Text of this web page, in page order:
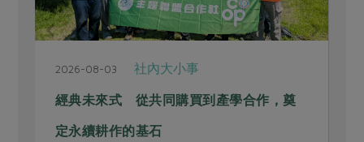
2026-08-03 社內大小事
經典未來式 從共同購買到產學合作，奠
定永續耕作的基石